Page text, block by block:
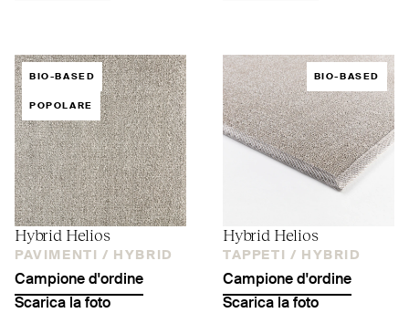
BIO-BASED
POPOLARE
Hybrid Helios
PAVIMENTI / HYBRID
Campione d'ordine
Scarica la foto
BIO-BASED
Hybrid Helios
TAPPETI / HYBRID
Campione d'ordine
Scarica la foto